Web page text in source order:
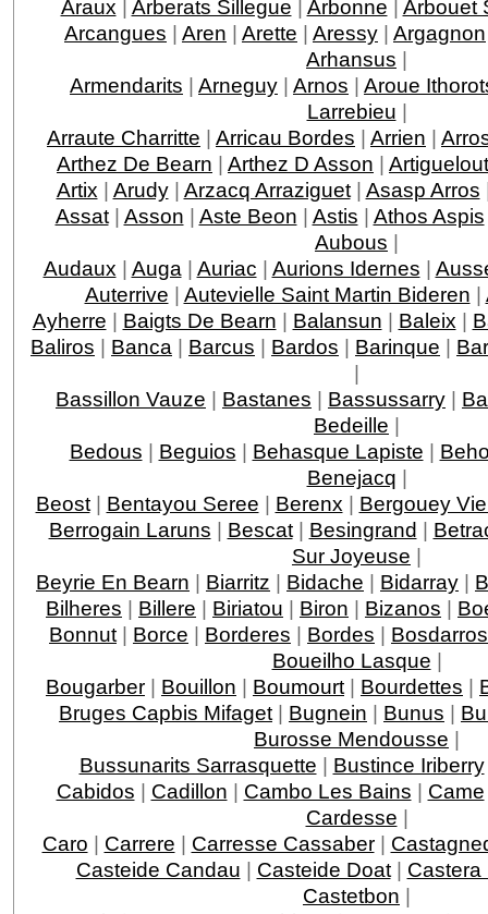
Araux | Arberats Sillegue | Arbonne | Arbouet
Arcangues | Aren | Arette | Aressy | Argagnon
Arhansus |
Armendarits | Arneguy | Arnos | Aroue
Larrebieu |
Arraute Charritte | Arricau Bordes | Arrien |
Arthez De Bearn | Arthez D Asson |
Artix | Arudy| Arzacq Arraziguet| Asasp Arros
Assat| Asson | Aste Beon | Astis | Athos Aspis
Aubous |
Audaux | Auga | Auriac | Aurions Idernes |
Auterrive | Autevielle Saint Martin Bideren |
Ayherre | Baigts De Bearn | Balansun | Baleix |
Baliros | Banca | Barcus | Bardos | Barinque |
|
Bassillon Vauze | Bastanes | Bassussarry |
Bedeille |
Bedous | Beguios | Behasque Lapiste |
Benejacq |
Beost| Bentayou Seree | Berenx | Bergouey
Berrogain Laruns | Bescat| Besingrand |
Sur Joyeuse |
Beyrie En Bearn | Biarritz | Bidache | Bidarray |
Bilheres | Billere | Biriatou | Biron | Bizanos |
Bonnut | Borce | Borderes | Bordes | Bosdarros
Boueilho Lasque |
Bougarber | Bouillon | Boumourt | Bourdettes |
Bruges Capbis Mifaget | Bugnein | Bunus |
Burosse Mendousse |
Bussunarits Sarrasquette | Bustince Iriberry
Cabidos | Cadillon | Cambo Les Bains | Came
Cardesse |
Caro | Carrere | Carresse Cassaber|
Casteide Candau | Casteide Doat| Castera
Castetbon |